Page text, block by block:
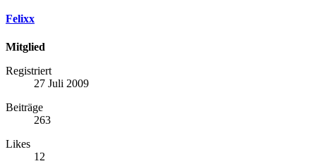
Felixx
Mitglied
Registriert
27 Juli 2009
Beiträge
263
Likes
12